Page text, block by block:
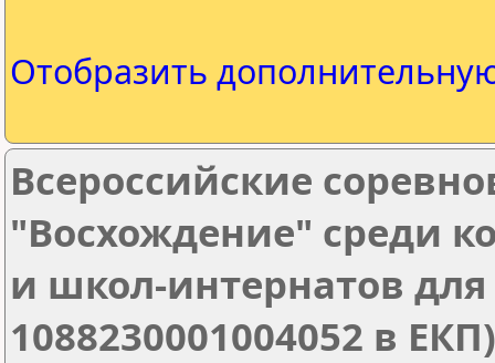
Отобразить
Всероссийские
"Восхождение" среди
и школ-интернатов
1088230001004052 в ЕКП)